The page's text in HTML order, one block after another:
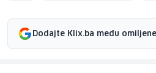
Dodajte Klix.ba među